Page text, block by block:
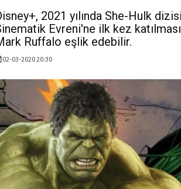
2021 yılında She-Hulk
Evreni'ne ilk kez
Ruffalo eşlik edebilir.
02-03-2020 20:30